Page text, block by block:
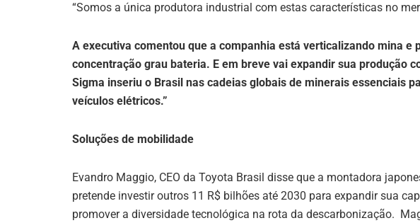
“Somos a única produtora industrial com estas características no
A executiva comentou que a companhia está verticalizando mina e
concentração grau bateria. E em breve vai expandir sua produção
Sigma inseriu o Brasil nas cadeias globais de minerais essenciais
veículos elétricos.”
Soluções de mobilidade
Evandro Maggio, CEO da Toyota Brasil disse que a montadora
pretende investir outros 11 R$ bilhões até 2030 para expandir sua
promover a diversidade tecnológica na rota da descarbonização.